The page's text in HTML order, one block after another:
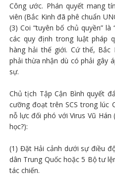
Công ước. Phán quyết mang
viên (Bắc Kinh đã phê chuẩn
(3) Coi “tuyên bố chủ quyền”
các quy định trong luật pháp
hàng hải thế giới. Cứ thế, Bắc
phải thừa nhận dù có phải gây
sự.
Chủ tịch Tập Cận Bình quyết
cưỡng đoạt trên SCS trong lúc
nỗ lực đối phó với Virus Vũ
học?):
(1) Đặt Hải cảnh dưới sự điều
dân Trung Quốc hoặc 5 Bộ tư
tác chiến.